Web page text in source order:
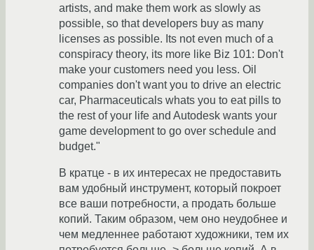
artists, and make them work as slowly as
possible, so that developers buy as many
licenses as possible. Its not even much of a
conspiracy theory, its more like Biz 101: Don't
make your customers need you less. Oil
companies don't want you to drive an electric
car, Pharmaceuticals whats you to eat pills to
the rest of your life and Autodesk wants your
game development to go over schedule and
budget."
В кратце - в их интересах не предоставить
вам удобный инструмент, который покроет
все ваши потребности, а продать больше
копий. Таким образом, чем оно неудобнее и
чем медленнее работают художники, тем их